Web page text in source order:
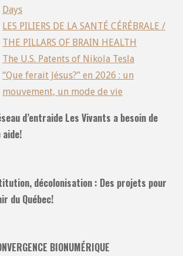
Days
LES PILIERS DE LA SANTÉ CÉRÉBRALE /
THE PILLARS OF BRAIN HEALTH
The U.S. Patents of Nikola Tesla
“Que ferait Jésus?” en 2026 : un
mouvement, un mode de vie
d’entraide Les Vivants a besoin de
décolonisation : Des projets pour
du Québec!
BIONUMÉRIQUE